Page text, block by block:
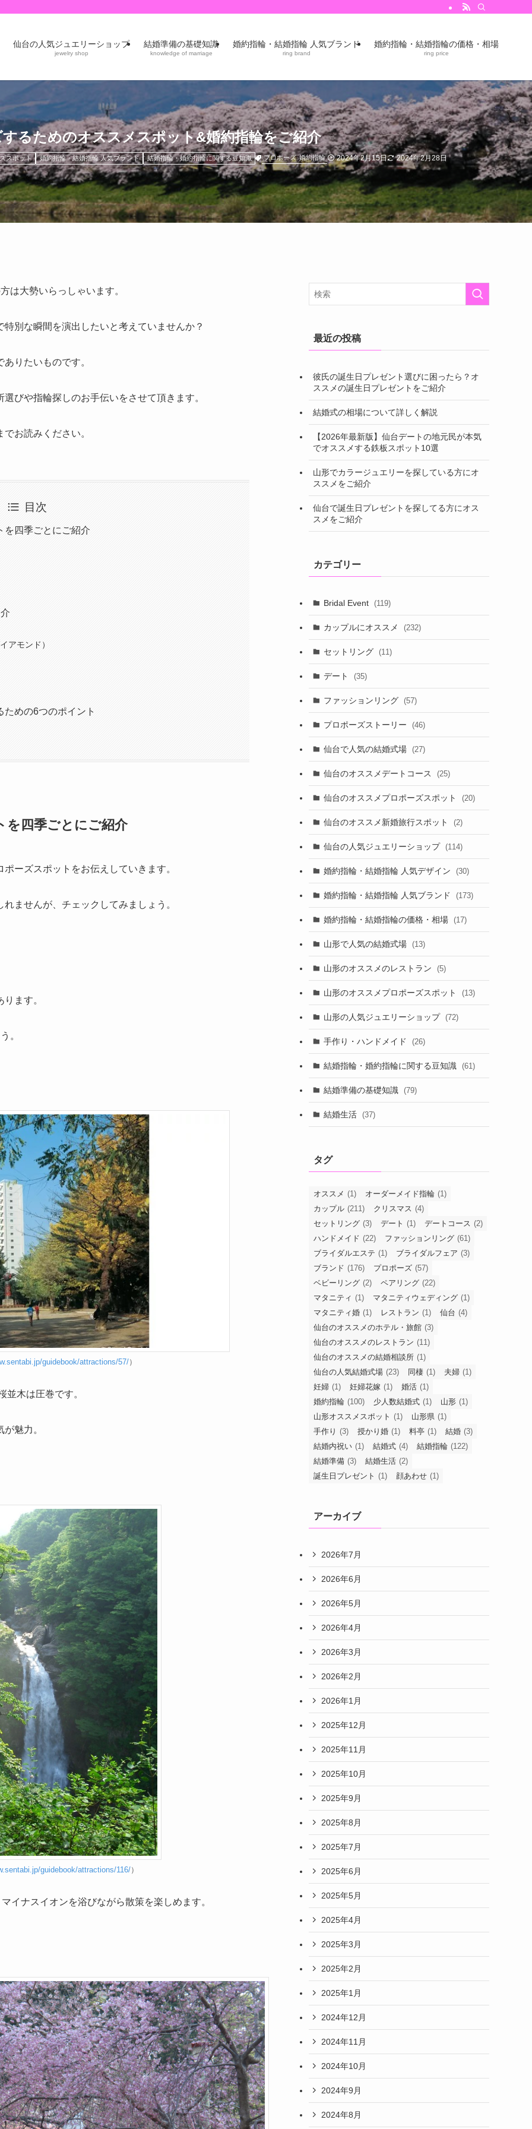
仙台の人気ジュエリーショップ
jewelry shop
結婚準備の基礎知識
knowledge of marriage
婚約指輪・結婚指輪 人気ブランド
ring brand
婚約指輪・結婚指輪の価格・相場
ring price
るためのオススメスポット&婚約指輪をご紹介
スポット 婚約指輪・結婚指輪 人気ブランド 結婚指輪・婚約指輪に関する豆知識 プロポーズ 婚約指輪 2024年2月15日 2024年2月28日
は大勢いらっしゃいます。
別な瞬間を演出したいと考えていませんか？
りたいものです。
びや指輪探しのお手伝いをさせて頂きます。
お読みください。
目次
を四季ごとにご紹介
アモンド）
めの6つのポイント
を四季ごとにご紹介
ーズスポットをお伝えしていきます。
ませんが、チェックしてみましょう。
ます。
。
guidebook/attractions/57/）
並木は圧巻です。
魅力。
guidebook/attractions/116/）
イナスイオンを浴びながら散策を楽しめます。
最近の投稿
彼氏の誕生日プレゼント選びに困ったら？オ
ススメの誕生日プレゼントをご紹介
結婚式の相場について詳しく解説
【2026年最新版】仙台デートの地元民が本気
でオススメする鉄板スポット10選
山形でカラージュエリーを探している方にオ
ススメをご紹介
仙台で誕生日プレゼントを探してる方にオス
スメをご紹介
カテゴリー
Bridal Event (119)
カップルにオススメ (232)
セットリング (11)
デート (35)
ファッションリング (57)
プロポーズストーリー (46)
仙台で人気の結婚式場 (27)
仙台のオススメデートコース (25)
仙台のオススメプロポーズスポット (20)
仙台のオススメ新婚旅行スポット (2)
仙台の人気ジュエリーショップ (114)
婚約指輪・結婚指輪 人気デザイン (30)
婚約指輪・結婚指輪 人気ブランド (173)
婚約指輪・結婚指輪の価格・相場 (17)
山形で人気の結婚式場 (13)
山形のオススメのレストラン (5)
山形のオススメプロポーズスポット (13)
山形の人気ジュエリーショップ (72)
手作り・ハンドメイド (26)
結婚指輪・婚約指輪に関する豆知識 (61)
結婚準備の基礎知識 (79)
結婚生活 (37)
タグ
オススメ (1) オーダーメイド指輪 (1)
カップル (211) クリスマス (4)
セットリング (3) デート (1) デートコース (2)
ハンドメイド (22) ファッションリング (61)
ブライダルエステ (1) ブライダルフェア (3)
ブランド (176) プロポーズ (57)
ベビーリング (2) ペアリング (22)
マタニティ (1) マタニティウェディング (1)
マタニティ婚 (1) レストラン (1) 仙台 (4)
仙台のオススメのホテル・旅館 (3)
仙台のオススメのレストラン (11)
仙台のオススメの結婚相談所 (1)
仙台の人気結婚式場 (23) 同棲 (1) 夫婦 (1)
妊婦 (1) 妊婦花嫁 (1) 婚活 (1)
婚約指輪 (100) 少人数結婚式 (1) 山形 (1)
山形オススメスポット (1) 山形県 (1)
手作り (3) 授かり婚 (1) 料亭 (1) 結婚 (3)
結婚内祝い (1) 結婚式 (4) 結婚指輪 (122)
結婚準備 (3) 結婚生活 (2)
誕生日プレゼント (1) 顔あわせ (1)
アーカイブ
2026年7月
2026年6月
2026年5月
2026年4月
2026年3月
2026年2月
2026年1月
2025年12月
2025年11月
2025年10月
2025年9月
2025年8月
2025年7月
2025年6月
2025年5月
2025年4月
2025年3月
2025年2月
2025年1月
2024年12月
2024年11月
2024年10月
2024年9月
2024年8月